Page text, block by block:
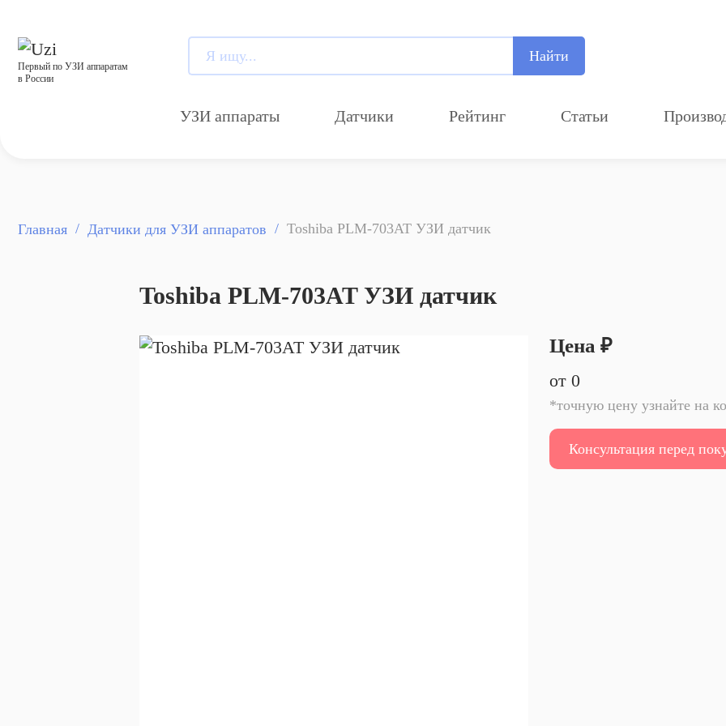
Первый по УЗИ аппаратам
в России
Найти
УЗИ аппараты Датчики Рейтинг Статьи
Главная Датчики для УЗИ аппаратов Toshiba PLM-703AT УЗИ датчик
Toshiba PLM-703AT УЗИ датчик
Цена ₽
от 0
*точную цену узнайте на
Консультация перед